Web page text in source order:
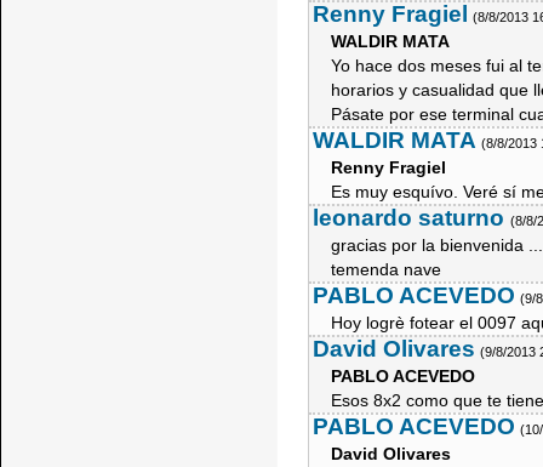
Renny Fragiel (8/8/2013
WALDIR MATA
Yo hace dos meses fui al
horarios y casualidad que
Pásate por ese terminal
WALDIR MATA (8/8/2013
Renny Fragiel
Es muy esquívo. Veré sí
leonardo saturno(8/8/
gracias por la bienvenida
temenda nave
PABLO ACEVEDO (9/
Hoy logrè fotear el 0097
David Olivares (9/8/2013
PABLO ACEVEDO
Esos 8x2 como que te
PABLO ACEVEDO
David Olivares